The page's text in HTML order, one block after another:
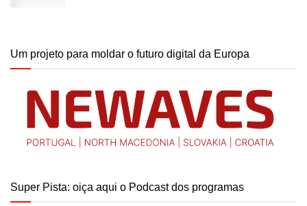
Um projeto para moldar o futuro digital da Europa
Super Pista: oiça aqui o Podcast dos programas